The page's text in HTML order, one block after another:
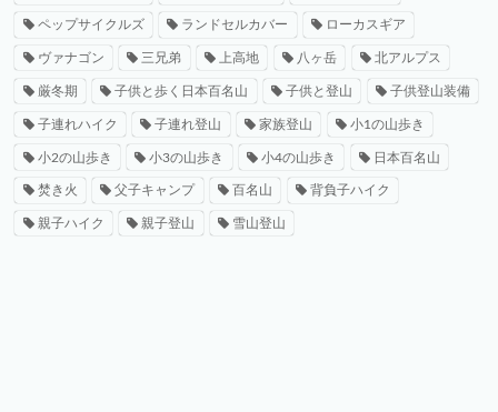
ペップサイクルズ ランドセルカバー ローカスギア
ヴァナゴン 三兄弟 上高地 八ヶ岳 北アルプス
厳冬期 子供と歩く日本百名山 子供と登山 子供登山装備
子連れハイク 子連れ登山 家族登山 小1の山歩き
小2の山歩き 小3の山歩き 小4の山歩き 日本百名山
焚き火 父子キャンプ 百名山 背負子ハイク
親子ハイク 親子登山 雪山登山